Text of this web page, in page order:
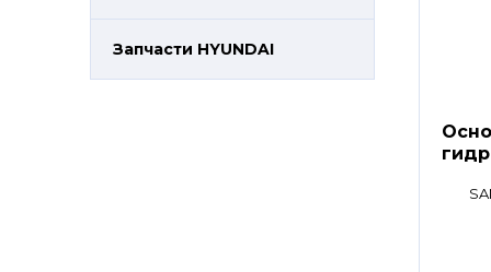
Запчасти HYUNDAI